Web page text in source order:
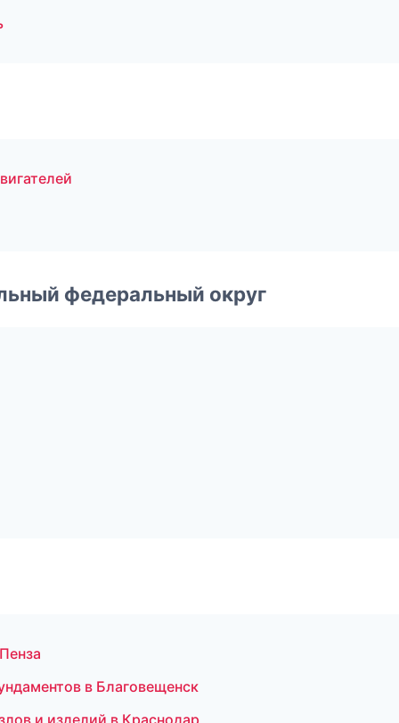
федеральный округ
в Благовещенск
и изделий в Краснодар